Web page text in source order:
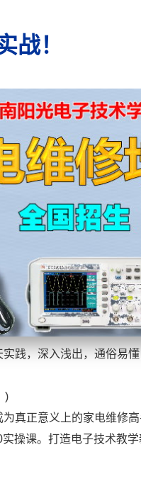
战！
践，深入浅出，通俗易
)
真正意义上的家电维修高
操课。打造电子技术教学